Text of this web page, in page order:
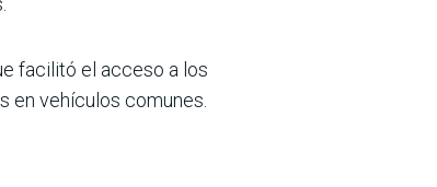
facilitó el acceso a los
en vehículos comunes.